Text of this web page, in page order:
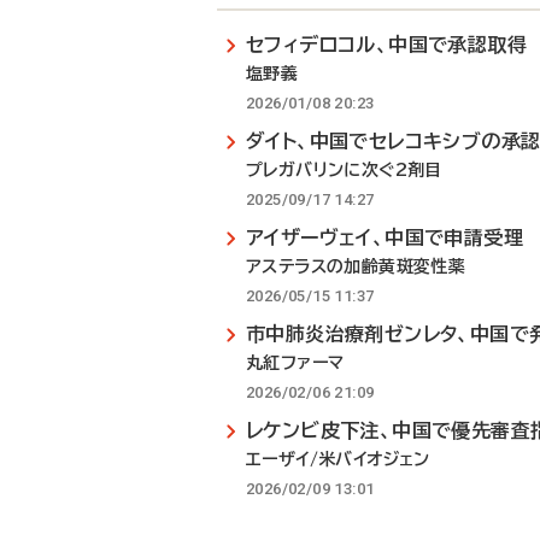
セフィデロコル、中国で承認取得
塩野義
2026/01/08 20:23
ダイト、中国でセレコキシブの承
プレガバリンに次ぐ2剤目
2025/09/17 14:27
アイザーヴェイ、中国で申請受理
アステラスの加齢黄斑変性薬
2026/05/15 11:37
市中肺炎治療剤ゼンレタ、中国で
丸紅ファーマ
2026/02/06 21:09
レケンビ皮下注、中国で優先審査
エーザイ/米バイオジェン
2026/02/09 13:01